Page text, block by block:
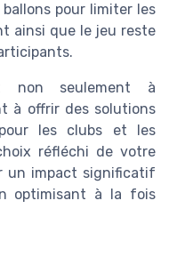
pour limiter les
ainsi que le jeu reste
non seulement à
à offrir des solutions
les clubs et les
réfléchi de votre
un impact significatif
optimisant à la fois